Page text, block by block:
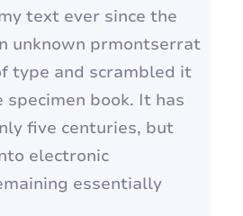
text ever since the
unknown prmontserrat
type and scrambled it
specimen book. It has
five centuries, but
electronic
essentially